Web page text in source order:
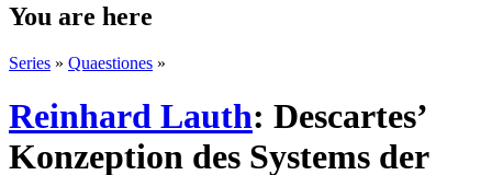
You are here
Series » Quaestiones »
Reinhard Lauth: Descartes’
Konzeption des Systems der